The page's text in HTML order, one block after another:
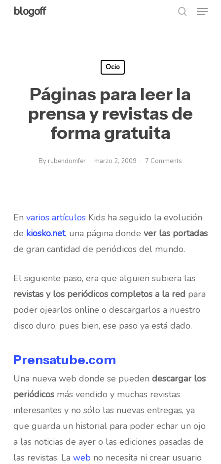
Skipblogoff Menu
Ocio
Páginas para leer la
prensa y revistas de
forma gratuita
By rubendomfer marzo 2, 2009 7 Comments
En varios artículosKids ha seguido la evolución
de kiosko.net, una página donde ver las portadas
de gran cantidad de periódicos del mundo.
El siguiente paso, era que alguien subiera las
revistas y los periódicos completos a la red para
poder ojearlos online o descargarlos a nuestro
disco duro, pues bien, ese paso ya está dado.
Prensatube.com
Una nueva web donde se pueden descargar los
periódicosmás vendido y muchas revistas
interesantes y no sólo las nuevas entregas, ya
que guarda un historial para poder echar un ojo
a las noticias de ayer o las ediciones pasadas de
las revistas. La web no necesita ni crear usuario